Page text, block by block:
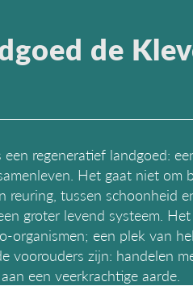
de
regeneratief landgoed:
Het gaat niet om
reuring, tussen schoonheid
groter levend systeem.
organismen; een plek van
voorouders zijn: handelen
een veerkrachtige aarde.